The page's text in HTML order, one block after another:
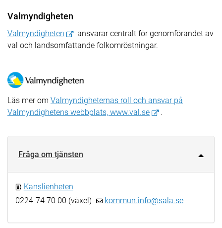
Valmyndigheten
Valmyndigheten
ansvarar centralt för genomförandet av
val och landsomfattande folkomröstningar.
Läs mer om Valmyndigheternas roll och ansvar på
Valmyndighetens webbplats, www.val.se
.
Fråga om tjänsten
Kanslienheten
0224-74 70 00 (växel)
kommun.info@sala.se